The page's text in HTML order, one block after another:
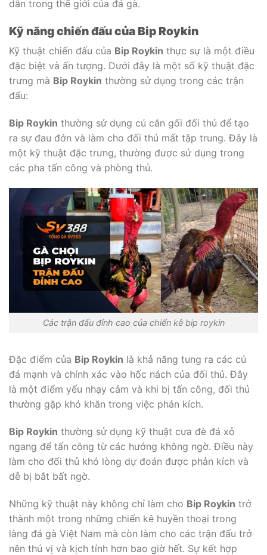
dẫn trong thế giới của đá gà.
Kỹ năng chiến đấu của Bip Roykin
Kỹ thuật chiến đấu của Bip Roykin thực sự là một điều
đặc biệt và ấn tượng. Dưới đây là một số kỹ thuật đặc
trưng mà Bip Roykin thường sử dụng trong các trận
đấu:
Bip Roykin thường sử dụng cú cắn gối đối thủ để tạo
ra sự đau đớn và làm cho đối thủ mất tập trung. Đây là
một kỹ thuật đặc trưng, thường được sử dụng trong
các pha tấn công và phòng thủ.
Các trận đấu đỉnh cao của chiến kê bip roykin
Đặc điểm của Bip Roykin là khả năng tung ra các cú
đá mạnh và chính xác vào hốc nách của đối thủ. Đây
là một điểm yếu nhạy cảm và khi bị tấn công, đối thủ
thường gặp khó khăn trong việc phản kích.
Bip Roykin thường sử dụng kỹ thuật cưa đè đá xỏ
ngang để tấn công từ các hướng không ngờ. Điều này
làm cho đối thủ khó lòng dự đoán được phản kích và
dễ bị bắt bất ngờ.
Những kỹ thuật này không chỉ làm cho Bip Roykin trở
thành một trong những chiến kê huyền thoại trong
làng đá gà Việt Nam mà còn làm cho các trận đấu trở
nên thú vị và kịch tính hơn bao giờ hết. Sự kết hợp